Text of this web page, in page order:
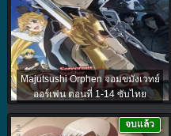
Majutsushi Orphen จอมขมังเวทย์
ออร์เฟน ตอนที่ 1-14 ซับไทย
จบแล้ว